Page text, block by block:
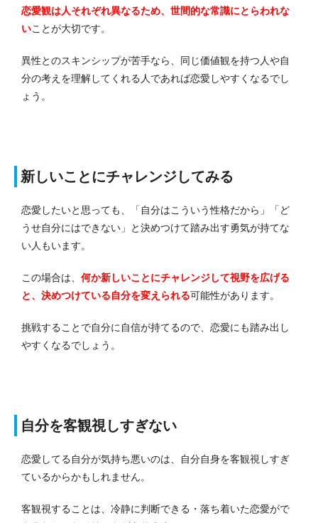
恋愛観は人それぞれ異なるため、世間的な常識にとらわれな
いことが大切です。
異性とのスキンシップが苦手なら、同じ価値観を持つ人や自
分の考えを理解してくれる人であれば恋愛しやすくなるでし
ょう。
新しいことにチャレンジしてみる
恋愛したいと思っても、「自分はこういう性格だから」「ど
うせ自分にはできない」と決めつけて踏み出す勇気が持てな
い人もいます。
この場合は、 何か新しいことにチャレンジして視野を広げる
と、決めつけている自分を変えられる可能性があります。
挑戦することで自分に自信が持てるので、恋愛にも踏み出し
やすくなるでしょう。
自分を客観視しすぎない
恋愛してる自分が気持ち悪いのは、自分自身を客観視しすぎ
ているからかもしれません。
客観視することは、冷静に判断できる・落ち着いた恋愛がで